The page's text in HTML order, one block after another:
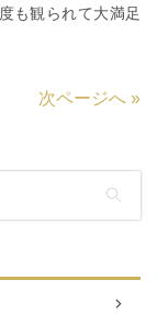
も観られて大満足
次ページへ »